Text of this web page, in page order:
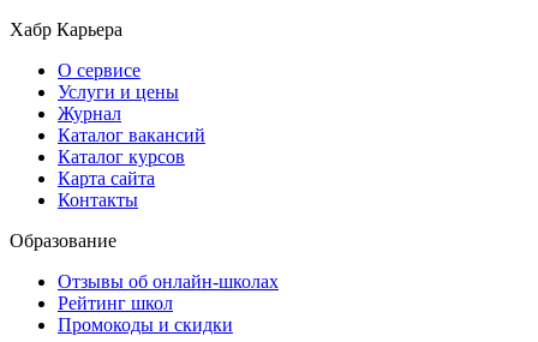
Хабр Карьера
О сервисе
Услуги и цены
Журнал
Каталог вакансий
Каталог курсов
Карта сайта
Контакты
Образование
Отзывы об онлайн-школах
Рейтинг школ
Промокоды и скидки